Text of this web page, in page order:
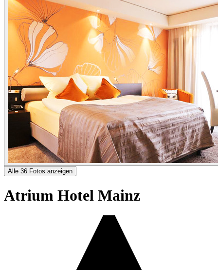
Alle 36 Fotos anzeigen
Atrium Hotel Mainz